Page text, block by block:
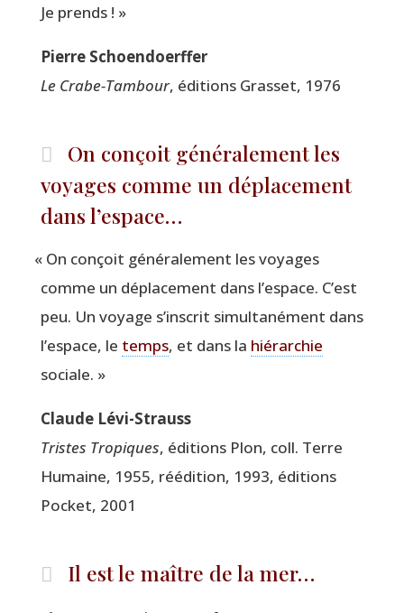
Je prends ! »
Pierre Schoen­doerf­fer
Le Crabe-Tam­bour, édi­tions Gras­set, 1976
On conçoit généralement les
voyages comme un déplacement
dans l’espace…
« On conçoit géné­ra­le­ment les voyages
comme un dépla­ce­ment dans l’espace. C’est
peu. Un voyage s’inscrit simul­ta­né­ment dans
l’espace, le temps, et dans la hié­rar­chie
sociale. »
Claude Lévi-Strauss
Tristes Tro­piques, édi­tions Plon, coll. Terre
Humaine, 1955, réédi­tion, 1993, édi­tions
Pocket, 2001
Il est le maître de la mer…